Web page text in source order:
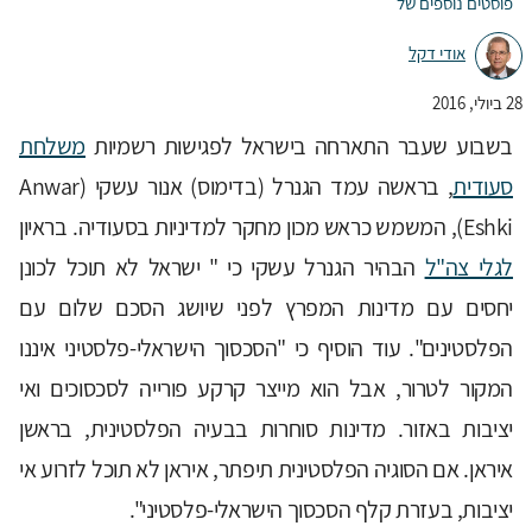
אודי דקל
28 ביולי, 2016
בשבוע שעבר התארחה בישראל לפגישות רשמיות משלחת
סעודית
, בראשה עמד הגנרל (בדימוס) אנור עשקי (Anwar
Eshki), המשמש כראש מכון מחקר למדיניות בסעודיה. בראיון
לגלי צה"ל הבהיר הגנרל עשקי כי " ישראל לא תוכל לכונן
יחסים עם מדינות המפרץ לפני שיושג הסכם שלום עם
הפלסטינים". עוד הוסיף כי "הסכסוך הישראלי-פלסטיני איננו
המקור לטרור, אבל הוא מייצר קרקע פורייה לסכסוכים ואי
יציבות באזור. מדינות סוחרות בבעיה הפלסטינית, בראשן
איראן. אם הסוגיה הפלסטינית תיפתר, איראן לא תוכל לזרוע אי
יציבות, בעזרת קלף הסכסוך הישראלי-פלסטיני".